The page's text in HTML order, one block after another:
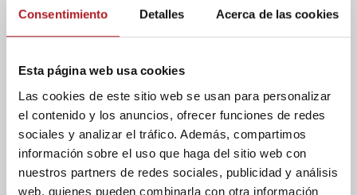
Consentimiento Detalles Acerca de las cookies
Esta página web usa cookies
Las cookies de este sitio web se usan para personalizar
el contenido y los anuncios, ofrecer funciones de redes
sociales y analizar el tráfico. Además, compartimos
información sobre el uso que haga del sitio web con
nuestros partners de redes sociales, publicidad y análisis
web, quienes pueden combinarla con otra información
pueden ser posibles.
alumnos. Es una forma de unir estudiantes de
diferentes grados. “Crear una comunidad
universitaria nos parece muy importante”, explica
Víctor Manuel, Vicedecano de alumnos. Aunque
haya actividades que unifican los cuatro grados de
la Facultad de Comunicación, el maratón de
Halloween también les puede interesar a alumnos